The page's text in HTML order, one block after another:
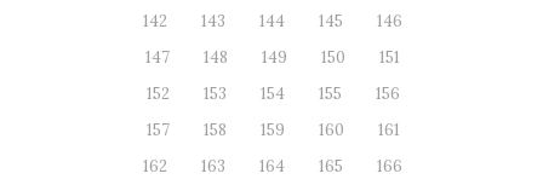
142
143 144 145
146
147
148 149 150
151
152
153 154 155
156
157
158 159 160
161
162
163 164 165
166